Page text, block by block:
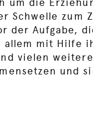
Schwelle zum
der Aufgabe,
allem mit Hilfe
vielen
und